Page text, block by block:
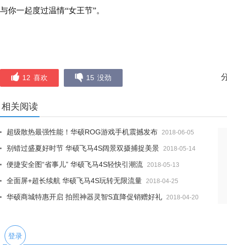
与你一起度过温情“女王节”。
12 喜欢 15 没劲
相关阅读
超级散热最强性能！华硕ROG游戏手机震撼发布 2018-06-05
别错过盛夏好时节 华硕飞马4S阔景双摄捕捉美景 2018-05-14
便捷安全图“省事儿” 华硕飞马4S轻快引潮流 2018-05-13
全面屏+超长续航 华硕飞马4S玩转无限流量 2018-04-25
华硕商城特惠开启 拍照神器灵智S直降促销赠好礼 2018-04-20
登录